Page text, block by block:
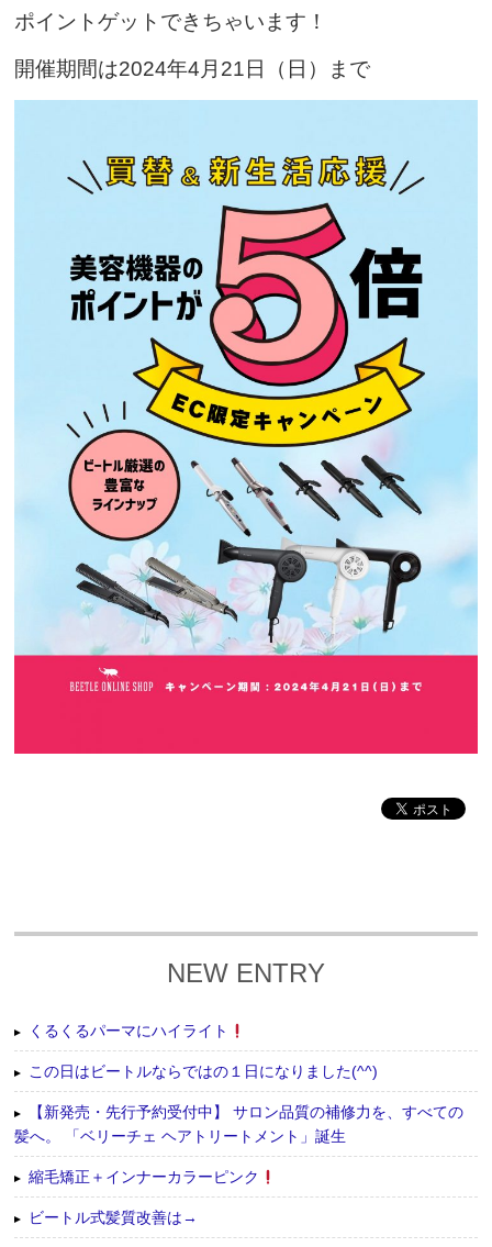
ポイントゲットできちゃいます！
開催期間は2024年4月21日（日）まで
NEW ENTRY
くるくるパーマにハイライト
この日はビートルならではの１日になりました(^^)
【新発売・先行予約受付中】 サロン品質の補修力を、すべての
髪へ。 「ベリーチェ ヘアトリートメント」誕生
縮毛矯正＋インナーカラーピンク
ビートル式髪質改善は→